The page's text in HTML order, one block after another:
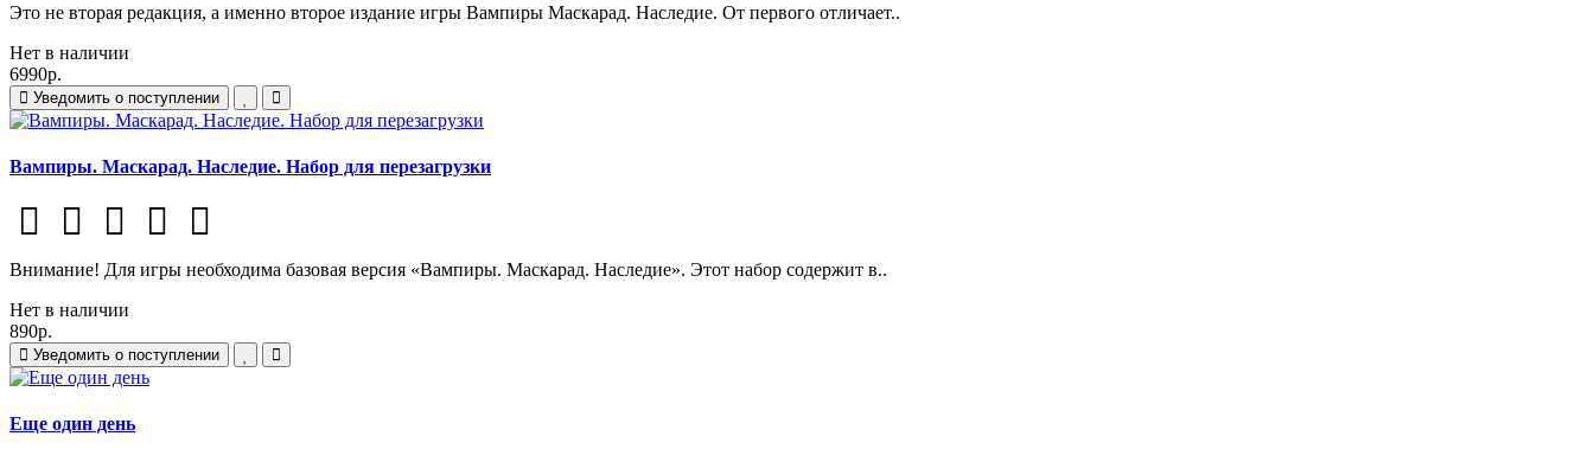
Это не вторая редакция, а именно второе издание игры Вампиры Маскарад. Наследие. От первого отличает..
Нет в наличии
6990р.
Уведомить о поступлении
Вампиры. Маскарад. Наследие. Набор для перезагрузки
Внимание! Для игры необходима базовая версия «Вампиры. Маскарад. Наследие». Этот набор содержит в..
Нет в наличии
890р.
Уведомить о поступлении
Еще один день